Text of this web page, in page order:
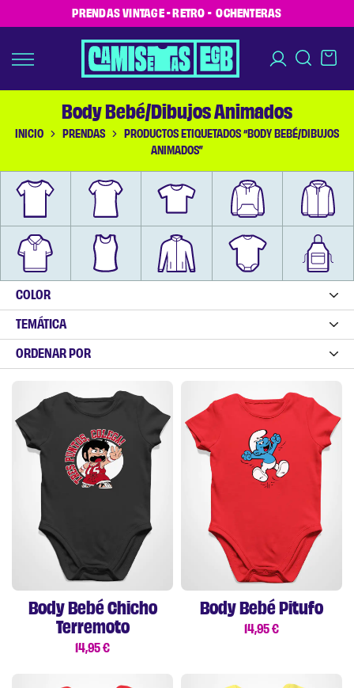
PRENDAS VINTAGE - RETRO - OCHENTERAS
INICIO PRENDAS
PRODUCTOS ETIQUETADOS “BODY BEBÉ/DIBUJOS
ANIMADOS”
Body Bebé/Dibujos Animados
COLOR
TEMÁTICA
ORDENAR POR
Body Bebé Chicho
Terremoto
14,95 €
Body Bebé Pitufo
14,95 €